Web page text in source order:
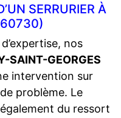
SERRURIER À
nos
SAINT-GEORGES
intervention sur
problème. Le
du ressort